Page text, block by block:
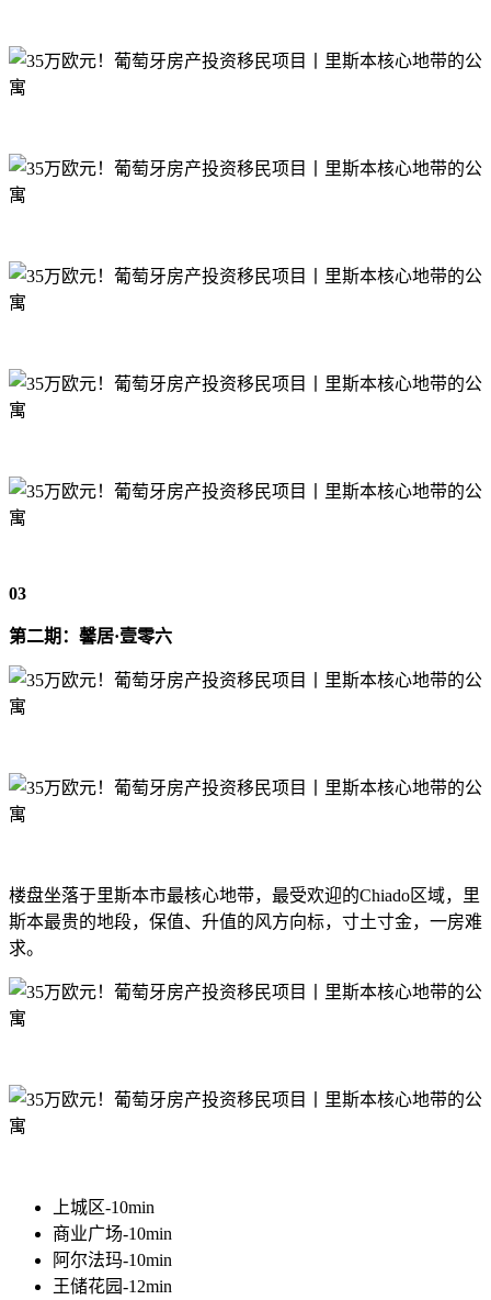
03
第二期：馨居·壹零六
楼盘坐落于里斯本市最核心地带，最受欢迎的Chiado区域，里
斯本最贵的地段，保值、升值的风方向标，寸土寸金，一房难
求。
上城区-10min
商业广场-10min
阿尔法玛-10min
王储花园-12min